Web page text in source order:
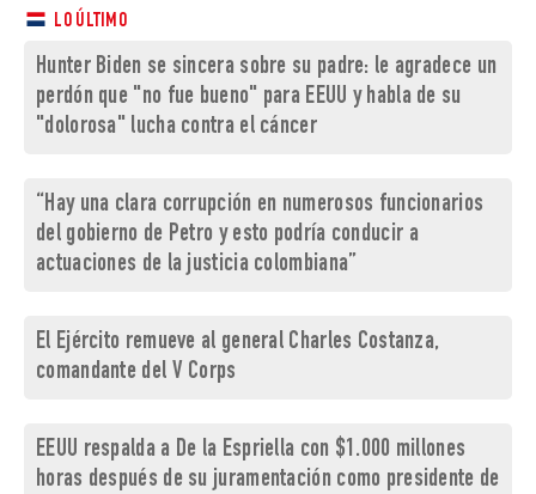
LO ÚLTIMO
Hunter Biden se sincera sobre su padre: le agradece un
perdón que "no fue bueno" para EEUU y habla de su
"dolorosa" lucha contra el cáncer
“Hay una clara corrupción en numerosos funcionarios
del gobierno de Petro y esto podría conducir a
actuaciones de la justicia colombiana”
El Ejército remueve al general Charles Costanza,
comandante del V Corps
EEUU respalda a De la Espriella con $1.000 millones
horas después de su juramentación como presidente de